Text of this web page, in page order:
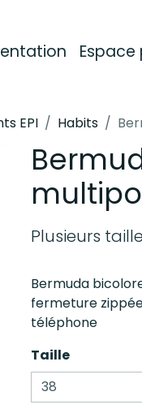
Espace
EPI Habits
Plusieurs
Bermuda
fermeture
téléphone
Taille